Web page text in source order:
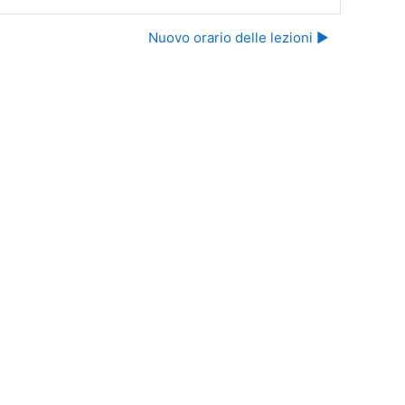
Nuovo orario delle lezioni ▶︎